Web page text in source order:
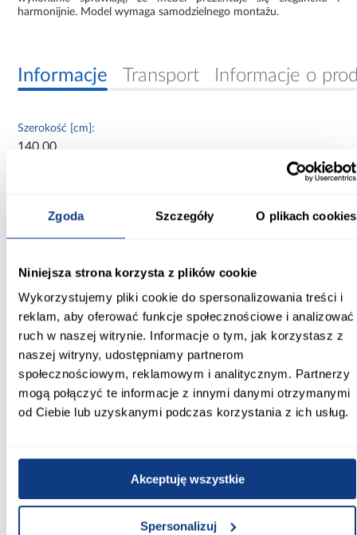
Zgoda Szczegóły O plikach cookies
Niniejsza strona korzysta z plików cookie
Wykorzystujemy pliki cookie do spersonalizowania treści i
reklam, aby oferować funkcje społecznościowe i analizować
ruch w naszej witrynie. Informacje o tym, jak korzystasz z
naszej witryny, udostępniamy partnerom
społecznościowym, reklamowym i analitycznym. Partnerzy
mogą połączyć te informacje z innymi danymi otrzymanymi
od Ciebie lub uzyskanymi podczas korzystania z ich usług.
Akceptuję wszystkie
Spersonalizuj
harmonijnie. Model wymaga samodzielnego montażu.
Informacje Transport Informacje o
Szerokość [cm]:
140.00
artisan/czarny
Kolor korpusu:
dąb artisan
Wybarwienie:
jasne drewnopodobne
bez lustra
Ilość drzwi: